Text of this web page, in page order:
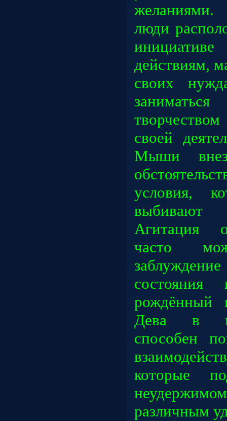
желаниями.
люди
действиям,
своих
своей
Мыши
условия,
выбивают
Агитация
часто
состояния
рождённый
Дева в
способен
которые
различным